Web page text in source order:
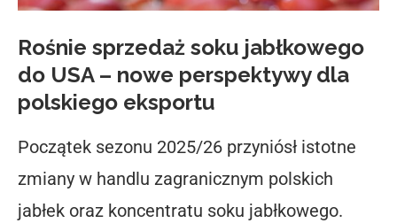
Rośnie sprzedaż soku jabłkowego
do USA – nowe perspektywy dla
polskiego eksportu
Początek sezonu 2025/26 przyniósł istotne
zmiany w handlu zagranicznym polskich
jabłek oraz koncentratu soku jabłkowego.